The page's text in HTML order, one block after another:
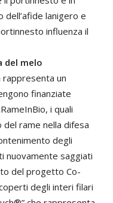
dell’afide lanigero e
influenza il
del melo
rappresenta un
finanziate
i quali
del rame nella difesa
degli
nuovamente saggiati
del progetto Co-
degli interi filari